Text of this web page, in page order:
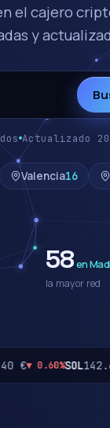
el cajero
y
Actualizado
Valencia16
58en
la mayor red
142.60 €▲ 2.40%